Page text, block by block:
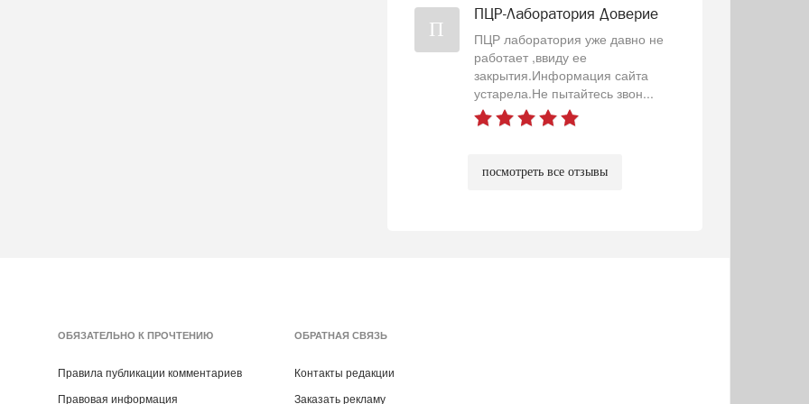
П
ПЦР-Лаборатория Доверие
ПЦР лаборатория уже давно не
работает ,ввиду ее
закрытия.Информация сайта
устарела.Не пытайтесь звон...
посмотреть все отзывы
ОБЯЗАТЕЛЬНО К ПРОЧТЕНИЮ
Правила публикации комментариев
Правовая информация
ОБРАТНАЯ СВЯЗЬ
Контакты редакции
Заказать рекламу